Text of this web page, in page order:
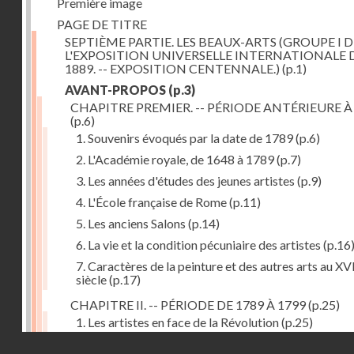
PAGE DE TITRE
SEPTIÈME PARTIE. LES BEAUX-ARTS (GROUPE I
L'EXPOSITION UNIVERSELLE INTERNATIONALE
1889. -- EXPOSITION CENTENNALE.) (p.1)
AVANT-PROPOS (p.3)
CHAPITRE PREMIER. -- PÉRIODE ANTÉRIEURE
(p.6)
1. Souvenirs évoqués par la date de 1789(p.6)
2. L'Académie royale, de 1648 à 1789(p.7)
3. Les années d'études des jeunes artistes (p.9)
4. L'École française de Rome(p.11)
5. Les anciens Salons (p.14)
6. La vie et la condition pécuniaire des artistes (p.16)
7. Caractères de la peinture et des autres arts au
siècle(p.17)
CHAPITRE II. -- PÉRIODE DE 1789 À 1799(p.25)
1. Les artistes en face de la Révolution(p.25)